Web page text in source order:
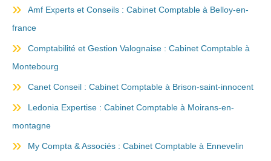
Amf Experts et Conseils : Cabinet Comptable à Belloy-en-
france
Comptabilité et Gestion Valognaise : Cabinet Comptable à
Montebourg
Canet Conseil : Cabinet Comptable à Brison-saint-innocent
Ledonia Expertise : Cabinet Comptable à Moirans-en-
montagne
My Compta & Associés : Cabinet Comptable à Ennevelin